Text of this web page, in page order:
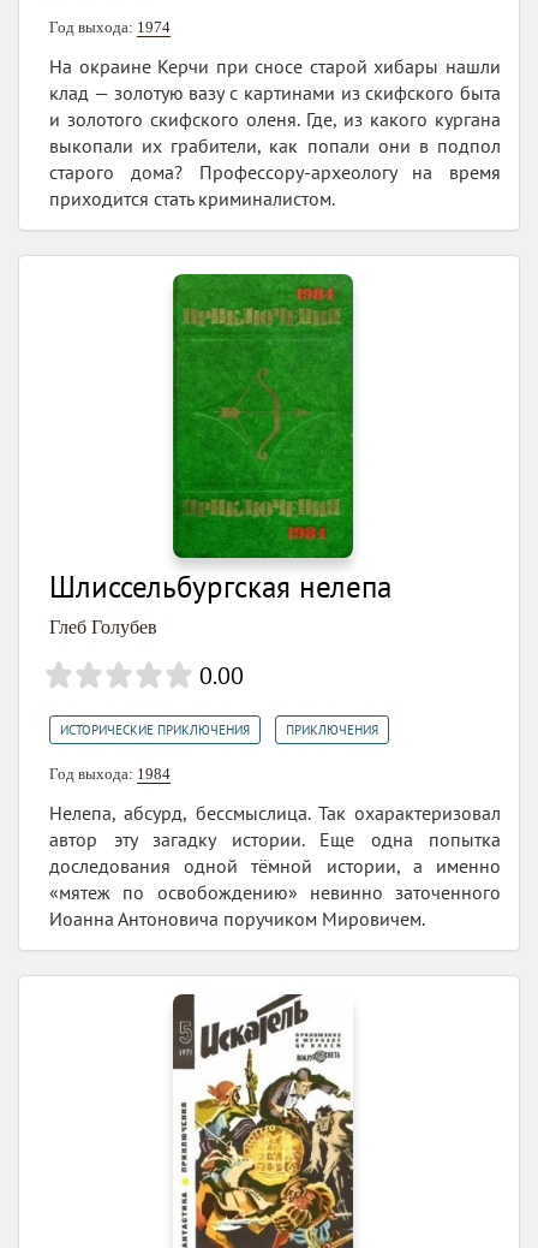
Год выхода: 1974
На окраине Керчи при сносе старой хибары нашли
клад — золотую вазу с картинами из скифского быта
и золотого скифского оленя. Где, из какого кургана
выкопали их грабители, как попали они в подпол
старого дома? Профессору-археологу на время
приходится стать криминалистом.
Шлиссельбургская нелепа
Глеб Голубев
0.00
ИСТОРИЧЕСКИЕ ПРИКЛЮЧЕНИЯ ПРИКЛЮЧЕНИЯ
Год выхода: 1984
Нелепа, абсурд, бессмыслица. Так охарактеризовал
автор эту загадку истории. Еще одна попытка
доследования одной тёмной истории, а именно
«мятеж по освобождению» невинно заточенного
Иоанна Антоновича поручиком Мировичем.